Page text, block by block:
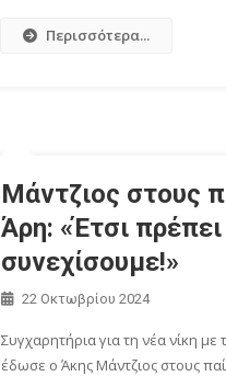
Περισσότερα...
Mάντζιος στους
Άρη: «Έτσι
συνεχίσουμε!»
22 Οκτωβρίου 2024
Συγχαρητήρια για τη νέα νίκη
έδωσε ο Άκης Μάντζιος στους